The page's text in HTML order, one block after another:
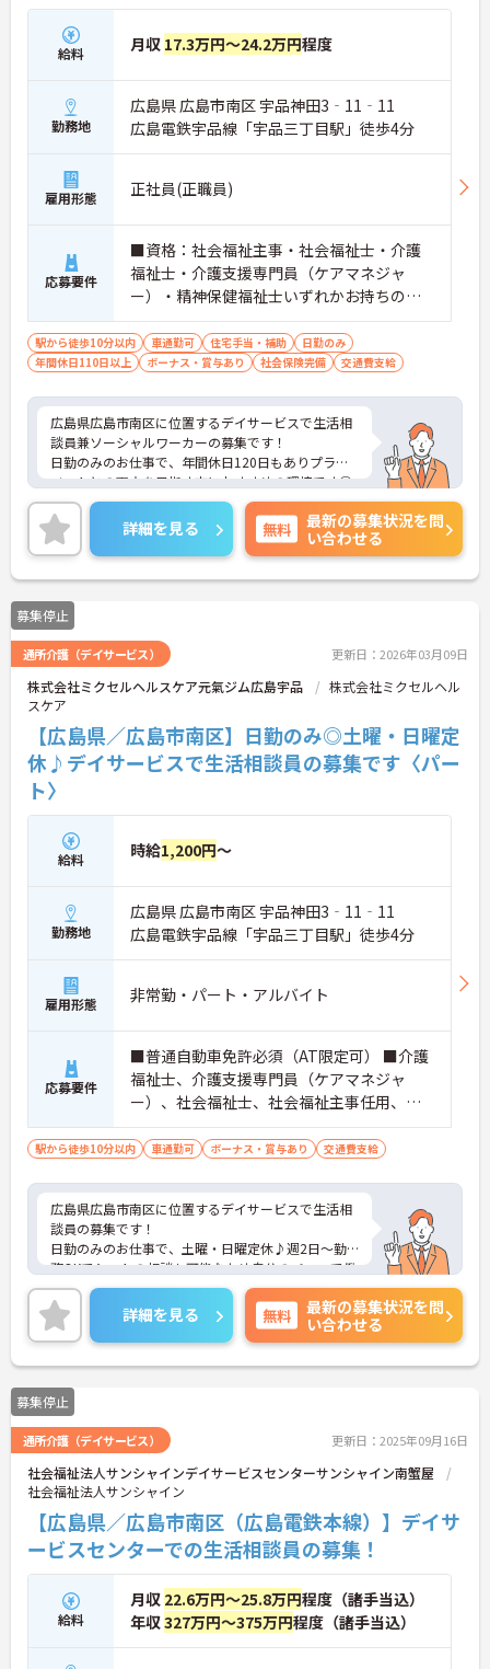
給料 月収 17.3万円～24.2万円程度
勤務地
広島県 広島市南区 宇品神田3‐11‐11
広島電鉄宇品線「宇品三丁目駅」徒歩4分
雇用形態 正社員(正職員)
応募要件
■資格：社会福祉主事・社会福祉士・介護
福祉士・介護支援専門員（ケアマネジャ
ー）・精神保健福祉士いずれかお持ちの方
■普通自動車免許必須（AT限定可）
駅から徒歩10分以内 車通勤可 住宅手当・補助
日勤のみ
年間休日110日以上
ボーナス・賞与あり 社会保険完備 交通費支給
広島県広島市南区に位置するデイサービスで生活相
談員兼ソーシャルワーカーの募集です！
日勤のみのお仕事で、年間休日120日もありプライ
ベートとの両立を目指す方におすすめの環境です◎
最寄り駅から徒歩圏内のため通勤も楽々♪マイカー
での通勤もOK！賞与制度があり、頑張りが評価され
てしっかりと還元されます。さらに住宅手当などの
各種手当もあるのは嬉しいポイントです◎フォロー
体制もあり、経験に関わらず安心してスタートでき
ます。
こちらの求人にご興味がございましたら面接のポイ
ントもお伝えしますので是非ご応募お待ちしており
ます。
詳細を見る 無料
最新の募集状況を問
い合わせる
募集停止
通所介護（デイサービス） 更新日：2026年03月09日
株式会社ミクセルヘルスケア元氣ジム広島宇品
株式会社ミクセルヘル
スケア
【広島県／広島市南区】日勤のみ◎土曜・日曜定
休♪デイサービスで生活相談員の募集です〈パー
ト〉
給料 時給1,200円～
勤務地
広島県 広島市南区 宇品神田3‐11‐11
広島電鉄宇品線「宇品三丁目駅」徒歩4分
雇用形態 非常勤・パート・アルバイト
応募要件
■普通自動車免許必須（AT限定可） ■介護
福祉士、介護支援専門員（ケアマネジャ
ー）、社会福祉士、社会福祉主事任用、精
神保健福祉士 いずれかお持ちの方
駅から徒歩10分以内 車通勤可 ボーナス・賞与あり 交通費支給
広島県広島市南区に位置するデイサービスで生活相
談員の募集です！
日勤のみのお仕事で、土曜・日曜定休♪週2日～勤
務OKでシフトの相談も可能なため自分のペースで働
くことができます◎最寄り駅から徒歩圏内のため通
勤も楽々♪さらに各種手当もあるのは嬉しいポイン
トです◎フォロー体制もあり、経験に関わらず安心
してスタートできます。
こちらの求人にご興味がございましたら面接のポイ
ントもお伝えしますので是非ご応募お待ちしており
ます。
詳細を見る 無料
最新の募集状況を問
い合わせる
募集停止
通所介護（デイサービス） 更新日：2025年09月16日
社会福祉法人サンシャインデイサービスセンターサンシャイン南蟹屋
社会福祉法人サンシャイン
【広島県／広島市南区（広島電鉄本線）】デイサ
ービスセンターでの生活相談員の募集！
給料
月収 22.6万円～25.8万円程度（諸手当込）
年収327万円～375万円程度（諸手当込）